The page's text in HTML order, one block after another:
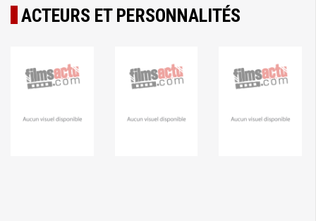
ACTEURS ET PERSONNALITÉS